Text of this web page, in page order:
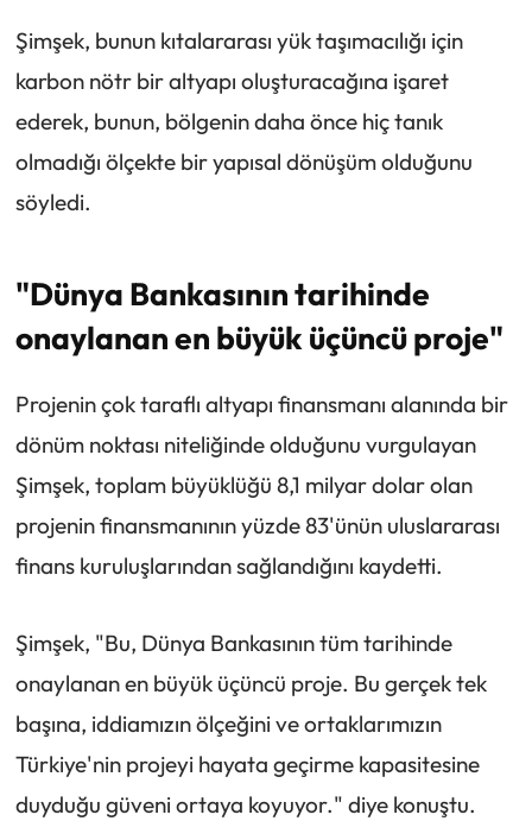
Şimşek, bunun kıtalararası yük taşımacılığı için
karbon nötr bir altyapı oluşturacağına işaret
ederek, bunun, bölgenin daha önce hiç tanık
olmadığı ölçekte bir yapısal dönüşüm olduğunu
söyledi.
"Dünya Bankasının tarihinde
onaylanan en büyük üçüncü proje"
Projenin çok taraflı altyapı finansmanı alanında bir
dönüm noktası niteliğinde olduğunu vurgulayan
Şimşek, toplam büyüklüğü 8,1 milyar dolar olan
projenin finansmanının yüzde 83'ünün uluslararası
finans kuruluşlarından sağlandığını kaydetti.
Şimşek, "Bu, Dünya Bankasının tüm tarihinde
onaylanan en büyük üçüncü proje. Bu gerçek tek
başına, iddiamızın ölçeğini ve ortaklarımızın
Türkiye'nin projeyi hayata geçirme kapasitesine
duyduğu güveni ortaya koyuyor." diye konuştu.